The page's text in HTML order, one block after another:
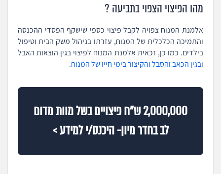
מהו הפיצוי הצפוי בתביעה ?
אלמנת המנוח צפויה לקבל פיצוי כספי שישקף הפסדי ההכנסה
והתמיכה הכלכלית של המנוח, עזרתו בניהול משק הבית וטיפול
בילדים. כמו כן, זכאית אלמנת המנוח לפיצוי בגין הוצאות האבל
ובגין הכאב והסבל והקיצור בימי חייו של המנוח.
2,000,000 ש"ח פיצויים בשל מוות מדום
לב בחדר מיון- היכנס/י למידע >